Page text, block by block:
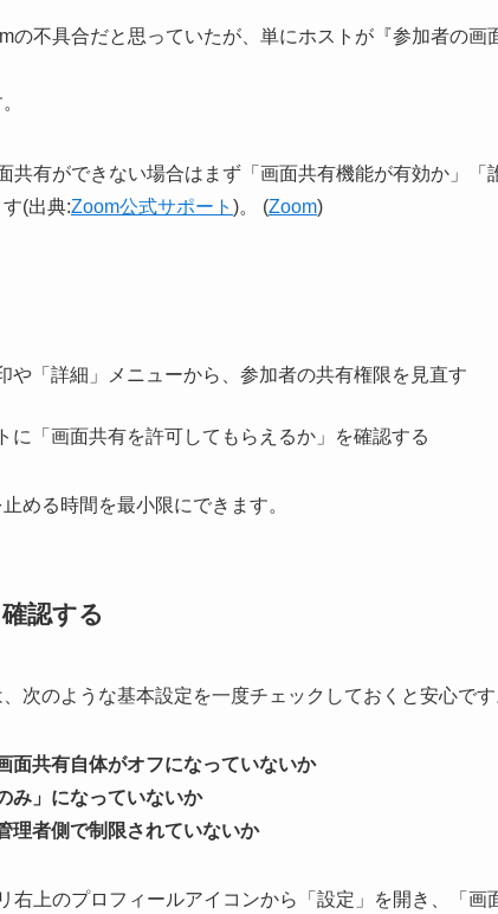
の不具合だと思っていたが、単にホストが『参加者の
共有ができない場合はまず「画面共有機能が有効か」「
(出典:Zoom公式サポート )。 (Zoom)
や「詳細」メニューから、参加者の共有権限を見直す
に「画面共有を許可してもらえるか」を確認する
める時間を最小限にできます。
認する
次のような基本設定を一度チェックしておくと安心です
面共有自体がオフになっていないか
み」になっていないか
理者側で制限されていないか
右上のプロフィールアイコンから「設定」を開き、「画